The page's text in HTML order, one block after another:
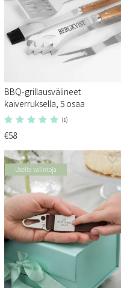
BBQ-grillausvälineet
kaiverruksella, 5 osaa
(1)
€58
Useita valintoja